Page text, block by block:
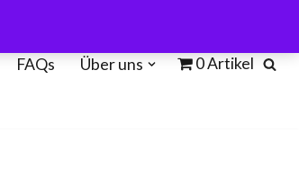
FAQs Über uns 0 Artikel